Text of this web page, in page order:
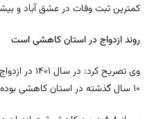
کمترین ثبت وفات در عشق آباد و
روند ازدواج در استان کاهشی است
۱۰ سال گذشته در استان کاهشی بوده است.